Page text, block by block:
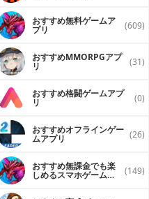
おすすめ無料ゲームア
プリ (609)
おすすめ MMORPGアプ
リ (31)
おすすめ格闘ゲームアプ
リ (0)
おすすめオフラインゲー
ムアプリ (26)
おすすめ無課金でも楽
しめるスマホゲームア (149)